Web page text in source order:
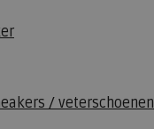
/ veterschoenen